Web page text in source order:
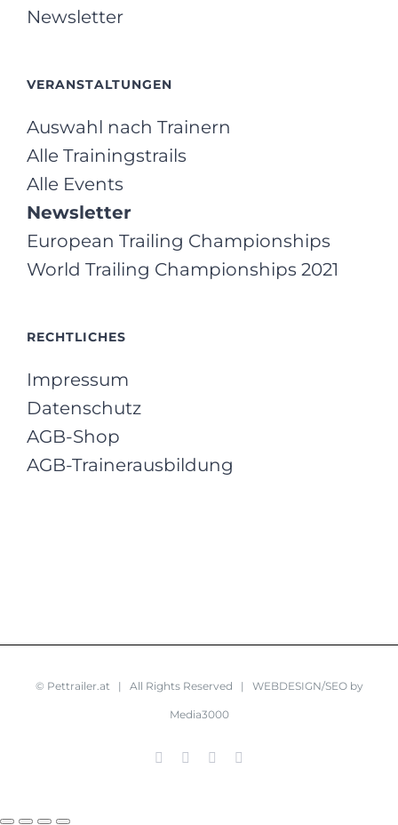
Newsletter
VERANSTALTUNGEN
Auswahl nach Trainern
Alle Trainingstrails
Alle Events
Newsletter
European Trailing Championships
World Trailing Championships 2021
RECHTLICHES
Impressum
Datenschutz
AGB-Shop
AGB-Trainerausbildung
© Pettrailer.at | All Rights Reserved | WEBDESIGN/SEO by
Media3000
Facebook YouTube